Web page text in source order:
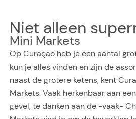
Niet alleen
Mini Markets
Op Curaçao heb je een aantal
kun je alles vinden en zijn de
naast de grotere ketens, kent
Markets. Vaak herkenbaar aan
gevel, te danken aan de -vaak-